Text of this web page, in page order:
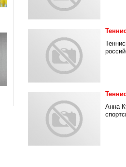
Анна